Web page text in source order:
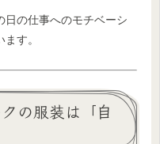
日の仕事へのモチベーシ
す。
の服装は「自